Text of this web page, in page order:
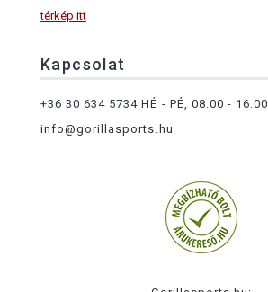
térkép itt
Kapcsolat
+36 30 634 5734 HÉ - PÉ, 08:00 - 16:00
info@gorillasports.hu